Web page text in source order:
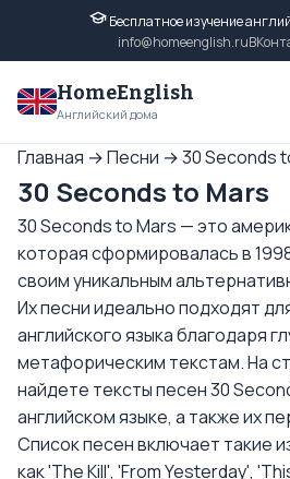
Бесплатное изучение
info@homeenglish.ru
HomeEnglish
Английский дома
Главная →Песни →30 Seconds
30 Seconds to Mars
30 Seconds to Mars — это
которая сформировалась в
своим уникальным
Их песни идеально подходят
английского языка благодаря
метафорическим текстам. На
найдете тексты песен 30
английском языке, а также их
Список песен включает такие
как 'The Kill', 'From Yesterday',